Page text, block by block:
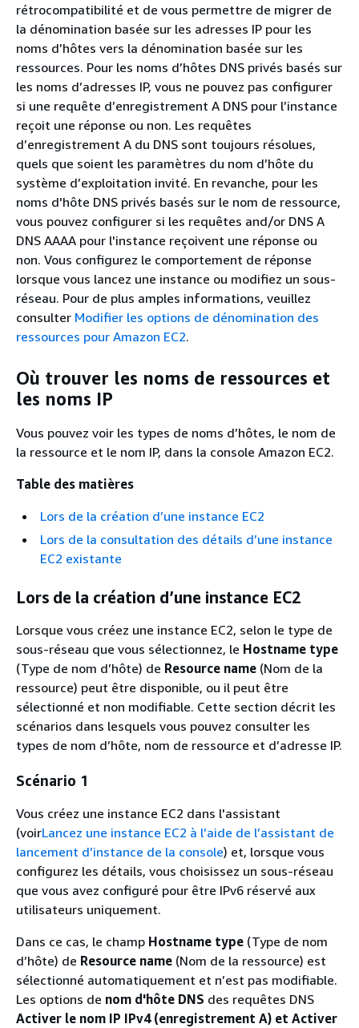
rétrocompatibilité et de vous permettre de migrer de
la dénomination basée sur les adresses IP pour les
noms d’hôtes vers la dénomination basée sur les
ressources. Pour les noms d’hôtes DNS privés basés sur
les noms d’adresses IP, vous ne pouvez pas configurer
si une requête d’enregistrement A DNS pour l’instance
reçoit une réponse ou non. Les requêtes
d’enregistrement A du DNS sont toujours résolues,
quels que soient les paramètres du nom d’hôte du
système d’exploitation invité. En revanche, pour les
noms d'hôte DNS privés basés sur le nom de ressource,
vous pouvez configurer si les requêtes and/or DNS A
DNS AAAA pour l'instance reçoivent une réponse ou
non. Vous configurez le comportement de réponse
lorsque vous lancez une instance ou modifiez un sous-
réseau. Pour de plus amples informations, veuillez
consulter Modifier les options de dénomination des
ressources pour Amazon EC2.
Où trouver les noms de ressources et
les noms IP
Vous pouvez voir les types de noms d’hôtes, le nom de
la ressource et le nom IP, dans la console Amazon EC2.
Table des matières
Lors de la création d’une instance EC2
Lors de la consultation des détails d’une instance
EC2 existante
Lors de la création d’une instance EC2
Lorsque vous créez une instance EC2, selon le type de
sous-réseau que vous sélectionnez, le Hostname type
(Type de nom d’hôte) de Resource name (Nom de la
ressource) peut être disponible, ou il peut être
sélectionné et non modifiable. Cette section décrit les
scénarios dans lesquels vous pouvez consulter les
types de nom d’hôte, nom de ressource et d’adresse IP.
Scénario 1
Vous créez une instance EC2 dans l'assistant
(voirLancez une instance EC2 à l’aide de l’assistant de
lancement d’instance de la console) et, lorsque vous
configurez les détails, vous choisissez un sous-réseau
que vous avez configuré pour être IPv6 réservé aux
utilisateurs uniquement.
Dans ce cas, le champ Hostname type (Type de nom
d’hôte) de Resource name (Nom de la ressource) est
sélectionné automatiquement et n’est pas modifiable.
Les options de nom d'hôte DNS des requêtes DNS
Activer le nom IP IPv4 (enregistrement A) et Activer